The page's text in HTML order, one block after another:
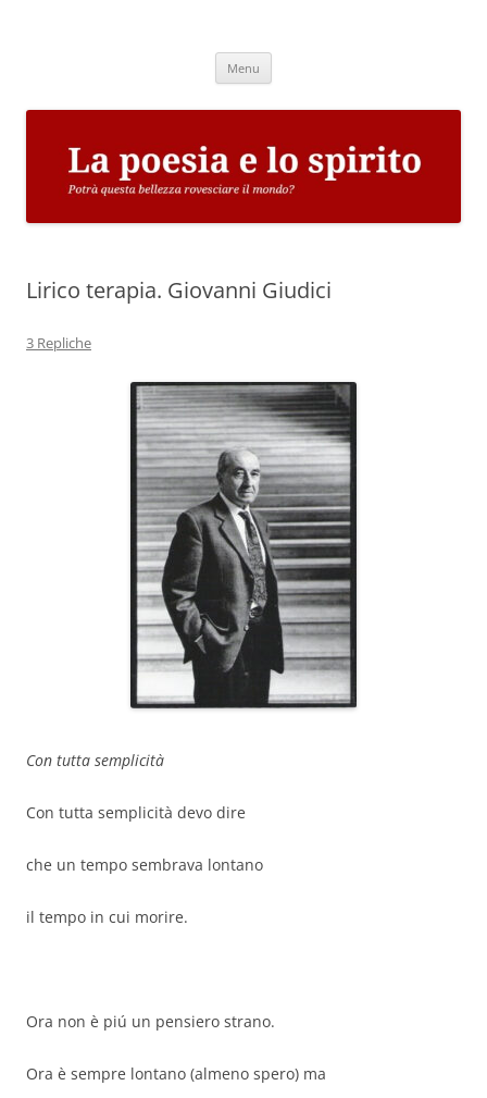
Menu
Lirico terapia. Giovanni Giudici
3 Repliche
Con tutta semplicità
Con tutta semplicità devo dire
che un tempo sembrava lontano
il tempo in cui morire.
Ora non è piú un pensiero strano.
Ora è sempre lontano (almeno spero) ma